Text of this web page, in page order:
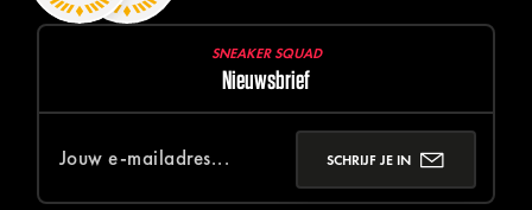
SNEAKER SQUAD
Nieuwsbrief
SCHRIJF JE IN